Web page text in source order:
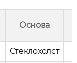
Основа
Стеклохолст